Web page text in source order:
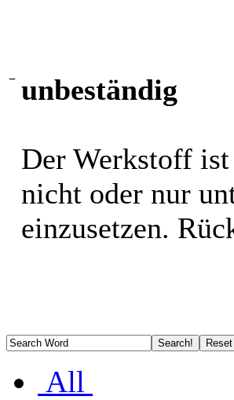
− unbeständig
Der Werkstoff
nicht oder nur
einzusetzen.
All